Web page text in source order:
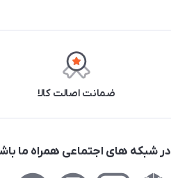
ضمانت اصالت کالا
در شبکه های اجتماعی همراه ما